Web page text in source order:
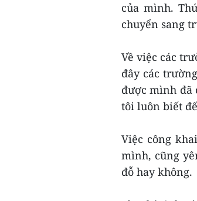
của mình.
chuyển sang
Về việc các
đây các
được mình đã
tôi luôn biết
Việc công
mình, cũng
đỗ hay không.